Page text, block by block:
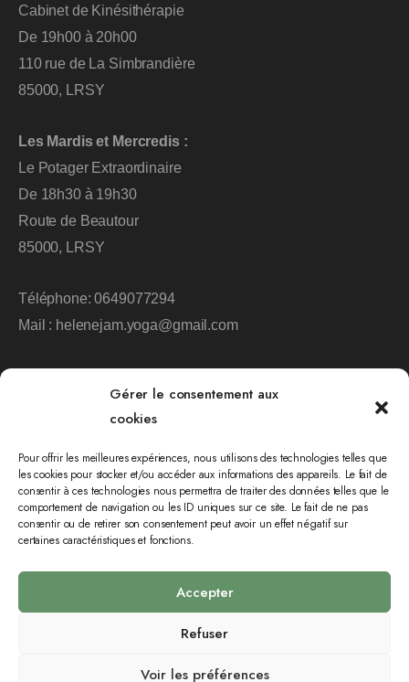
Gérer le consentement aux
cookies
Pour offrir les meilleures expériences, nous utilisons des technologies telles que
les cookies pour stocker et/ou accéder aux informations des appareils. Le fait de
consentir à ces technologies nous permettra de traiter des données telles que le
comportement de navigation ou les ID uniques sur ce site. Le fait de ne pas
consentir ou de retirer son consentement peut avoir un effet négatif sur
certaines caractéristiques et fonctions.
Accepter
Refuser
Voir les préférences
Cabinet de Kinésithérapie
De 19h00 à 20h00
110 rue de La Simbrandière
85000, LRSY
Les Mardis et Mercredis :
Le Potager Extraordinaire
De 18h30 à 19h30
Route de Beautour
85000, LRSY
Téléphone:0649077294
Mail : helenejam.yoga@gmail.com
Plus d'informations
Cours de yoga
À propos
Hélène Jamonneau
Politique de cookies
Conditions générales
Mentions légales